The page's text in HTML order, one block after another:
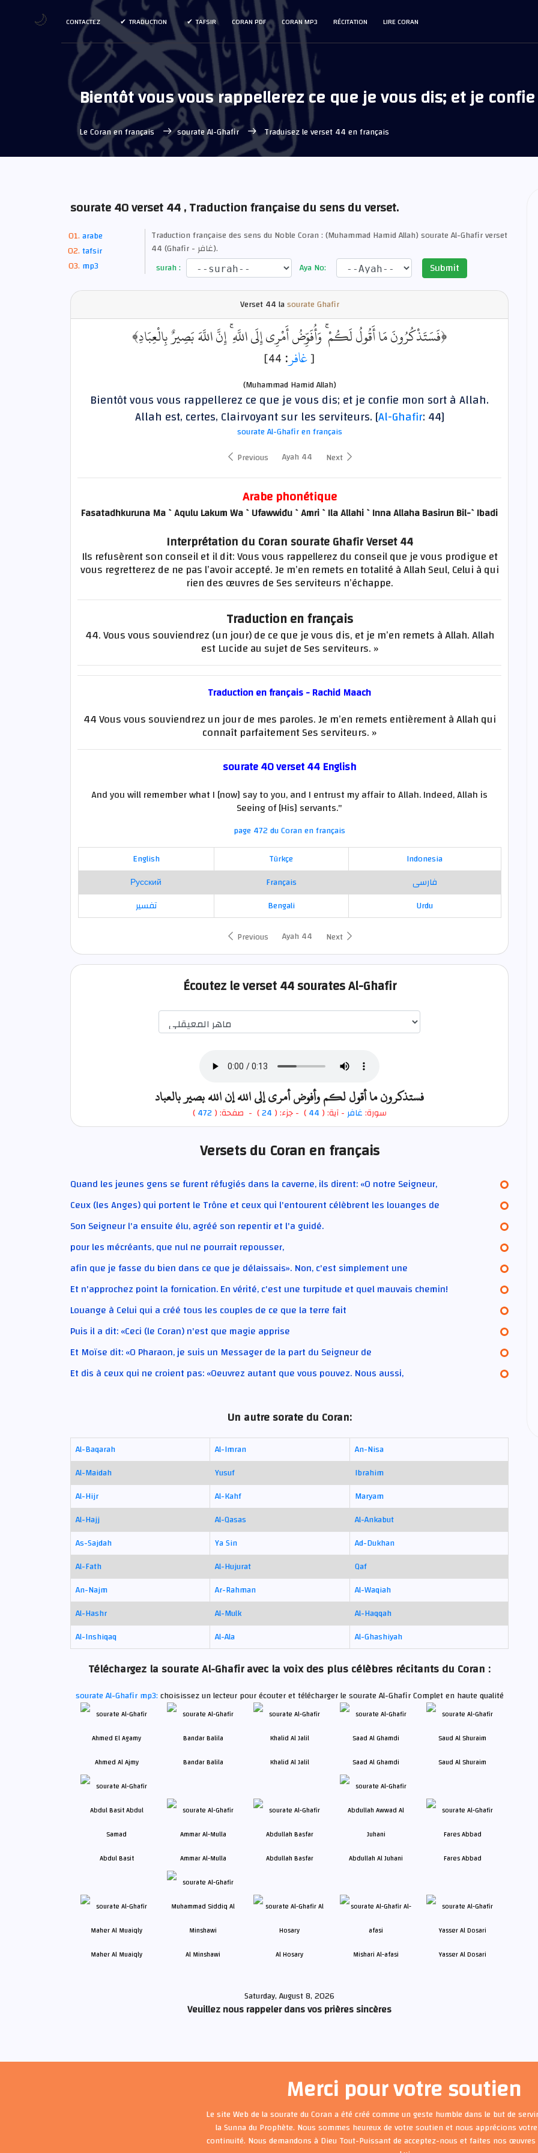
LIRE CORAN
RÉCITATION
CORAN MP3
CORAN PDF
TAFSIR
TRADUCTION
CONTACTEZ
Bientôt vous vous rappellerez ce que je vous dis; et je
Le Coran en français sourate Al-Ghafir Traduisez le verset 44 en français
sourate 40 verset 44 , Traduction française du sens du verset.
arabe
tafsir
mp3
Traduction française des sens du Noble Coran : (Muhammad Hamid Allah) sourate Al-Ghafir verset
44 (Ghafir - غافر).
surah :
Aya No: Submit
Verset44 lasourate Ghafir
﴿فَسَتَذْكُرُونَ مَا أَقُولُ لَكُمْ ۚ وَأُفَوِّضُ أَمْرِي إِلَى اللَّهِ ۚ إِنَّ اللَّهَ بَصِيرٌ بِالْعِبَادِ﴾
[غافر: 44]
(Muhammad Hamid Allah)
Bientôt vous vous rappellerez ce que je vous dis; et je confie mon sort à Allah.
Allah est, certes, Clairvoyant sur les serviteurs. [Al-Ghafir: 44]
sourate Al-Ghafir en français
Previous
Ayah 44 Next
Arabe phonétique
Fasatadhkuruna Ma `Aqulu Lakum Wa `Ufawwiđu `Amri `Ila Allahi `Inna Allaha Basirun Bil-`Ibadi
Interprétation du Coran sourate Ghafir Verset 44
Ils refusèrent son conseil et il dit: Vous vous rappellerez du conseil que je vous prodigue et
vous regretterez de ne pas l’avoir accepté. Je m’en remets en totalité à Allah Seul, Celui à qui
rien des œuvres de Ses serviteurs n’échappe.
Traduction en français
44. Vous vous souviendrez (un jour) de ce que je vous dis, et je m’en remets à Allah. Allah
est Lucide au sujet de Ses serviteurs. »
Traduction en français - Rachid Maach
44 Vous vous souviendrez un jour de mes paroles. Je m’en remets entièrement à Allah qui
connaît parfaitement Ses serviteurs. »
sourate 40 verset 44 English
And you will remember what I [now] say to you, and I entrust my affair to Allah. Indeed, Allah is
Seeing of [His] servants."
page 472 du Coran en français
English
Türkçe
Indonesia
Русский
Français
فارسی
تفسير
Bengali
Urdu
Previous
Ayah 44 Next
Écoutez le verset 44 sourates Al-Ghafir
فستذكرون ما أقول لكم وأفوض أمري إلى الله إن الله بصير بالعباد
سورة:غافر- آية: ( 44
) - جزء: ( 24) - صفحة: ( 472
)
Versets du Coran en français
Quand les jeunes gens se furent réfugiés dans la caverne, ils dirent: «O notre Seigneur,
Ceux (les Anges) qui portent le Trône et ceux qui l'entourent célèbrent les louanges de
Son Seigneur l'a ensuite élu, agréé son repentir et l'a guidé.
pour les mécréants, que nul ne pourrait repousser,
afin que je fasse du bien dans ce que je délaissais». Non, c'est simplement une
Et n'approchez point la fornication. En vérité, c'est une turpitude et quel mauvais chemin!
Louange à Celui qui a créé tous les couples de ce que la terre fait
Puis il a dit: «Ceci (le Coran) n'est que magie apprise
Et Moïse dit: «O Pharaon, je suis un Messager de la part du Seigneur de
Et dis à ceux qui ne croient pas: «Oeuvrez autant que vous pouvez. Nous aussi,
Un autre sorate du Coran:
Al-Baqarah Al-Imran
An-Nisa
Al-Maidah
Yusuf
Ibrahim
Al-Hijr
Al-Kahf
Maryam
Al-Hajj
Al-Qasas
Al-Ankabut
As-Sajdah
Ya Sin
Ad-Dukhan
Al-Fath
Al-Hujurat
Qaf
An-Najm
Ar-Rahman
Al-Waqiah
Al-Hashr
Al-Mulk
Al-Haqqah
Al-Inshiqaq
Al-Ala Al-Ghashiyah
Téléchargez la sourate Al-Ghafir avec la voix des plus célèbres récitants du Coran :
sourate Al-Ghafir mp3:choisissez un lecteur pour écouter et télécharger le sourate Al-Ghafir Complet en haute qualité
Ahmed Al Ajmy Bandar Balila Khalid Al Jalil Saad Al Ghamdi Saud Al Shuraim
Abdul Basit Ammar Al-Mulla Abdullah Basfar Abdullah Al Juhani Fares Abbad
Maher Al Muaiqly Al Minshawi Al Hosary Mishari Al-afasi Yasser Al Dosari
Saturday, August 8, 2026
Veuillez nous rappeler dans vos prières sincères
Merci pour votre soutien
Le site Web de la sourate du Coran a été créé comme un geste humble dans le but de
la Sunna du Prophète. Nous sommes heureux de votre soutien et nous apprécions
continuité. Nous demandons à Dieu Tout-Puissant de acceptez-nous et faites nos
🌙